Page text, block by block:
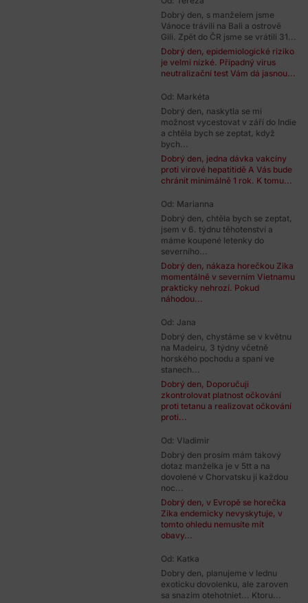
Dobrý den, s manželem jsme
Vánoce trávili na Bali a ostrově
Gili. Zpět do ČR jsme se vrátili 31...
Dobrý den, epidemiologické riziko
je velmi nízké. Případný virus
neutralizační test Vám dá jasnou...
Od: Markéta
Dobrý den, naskytla se mi
možnost vycestovat v září do Indie
a chtěla bych se zeptat, když
bych...
Dobrý den, jedna dávka vakcíny
proti virové hepatitidě A Vás bude
chránit minimálně 1 rok. K tomu...
Od: Marianna
Dobrý den, chtěla bych se zeptat,
jsem v 6. týdnu těhotenství a
máme koupené letenky do
severního...
Dobrý den, nákaza horečkou Zika
momentálně v severním Vietnamu
prakticky nehrozí. Pokud
náhodou...
Od: Jana
Dobrý den, chystáme se v květnu
na Madeiru, 3 týdny včetně
horského pochodu a spaní ve
stanech...
Dobrý den, Doporučuji
zkontrolovat platnost očkování
proti tetanu a realizovat očkování
proti...
Od: Vladimir
Dobrý den prosím mám takový
dotaz manželka je v 5tt a na
dovolené v Chorvatsku ji každou
noc...
Dobrý den, v Evropě se horečka
Zika endemicky nevyskytuje, v
tomto ohledu nemusíte mít
obavy...
Od: Katka
Dobry den, planujeme v lednu
exoticku dovolenku, ale zaroven
sa snazim otehotniet... Ktoru...